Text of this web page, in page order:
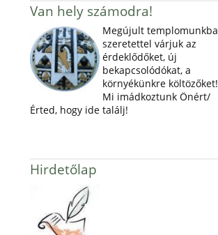
Van hely számodra!
Megújult templomunkba
szeretettel várjuk az
érdeklődőket, új
bekapcsolódókat, a
környékünkre költözőket!
Mi imádkoztunk Önért/
Érted, hogy ide találj!
Hirdetőlap